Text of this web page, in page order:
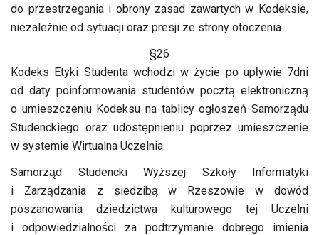
do przestrzegania i obrony zasad zawartych w Kodeksie,
niezależnie od sytuacji oraz presji ze strony otoczenia.
§26
Kodeks Etyki Studenta wchodzi w życie po upływie 7dni
od daty poinformowania studentów pocztą elektroniczną
o umieszczeniu Kodeksu na tablicy ogłoszeń Samorządu
Studenckiego oraz udostępnieniu poprzez umieszczenie
w systemie Wirtualna Uczelnia.
Samorząd Studencki Wyższej Szkoły Informatyki
i Zarządzania z siedzibą w Rzeszowie w dowód
poszanowania dziedzictwa kulturowego tej Uczelni
i odpowiedzialności za podtrzymanie dobrego imienia